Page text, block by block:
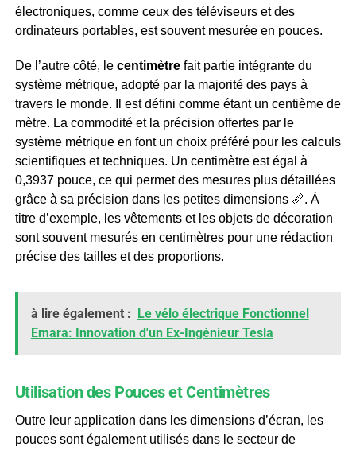
électroniques, comme ceux des téléviseurs et des
ordinateurs portables, est souvent mesurée en pouces.
De l’autre côté, le centimètrefait partie intégrante du
système métrique, adopté par la majorité des pays à
travers le monde. Il est défini comme étant un centième de
mètre. La commodité et la précision offertes par le
système métrique en font un choix préféré pour les calculs
scientifiques et techniques. Un centimètre est égal à
0,3937 pouce, ce qui permet des mesures plus détaillées
grâce à sa précision dans les petites dimensions 📏. À
titre d’exemple, les vêtements et les objets de décoration
sont souvent mesurés en centimètres pour une rédaction
précise des tailles et des proportions.
à lire également : Le vélo électrique Fonctionnel
Emara: Innovation d'un Ex-Ingénieur Tesla
Utilisation des Pouces et Centimètres
Outre leur application dans les dimensions d’écran, les
pouces sont également utilisés dans le secteur de